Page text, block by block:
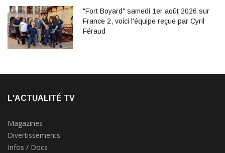
"Fort Boyard" samedi 1er août 2026 sur
France 2, voici l'équipe reçue par Cyril
Féraud
L'ACTUALITÉ TV
Magazines
Divertissements
Infos / Docs